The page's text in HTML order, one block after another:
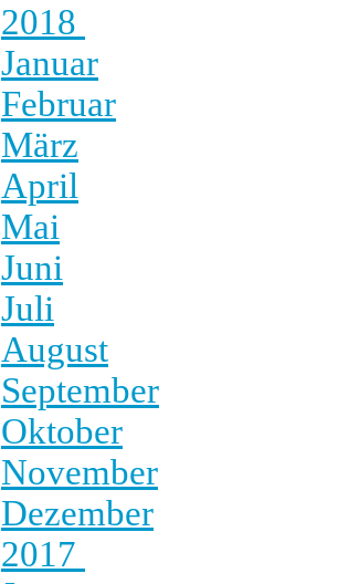
2018
Januar
Februar
März
April
Mai
Juni
Juli
August
September
Oktober
November
Dezember
2017